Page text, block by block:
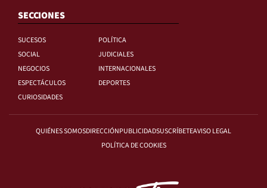
SECCIONES
SUCESOS
POLÍTICA
SOCIAL
JUDICIALES
NEGOCIOS
INTERNACIONALES
ESPECTÁCULOS
DEPORTES
CURIOSIDADES
QUIÉNES SOMOSDIRECCIÓNPUBLICIDADSUSCRÍBETEAVISO LEGAL
POLÍTICA DE COOKIES